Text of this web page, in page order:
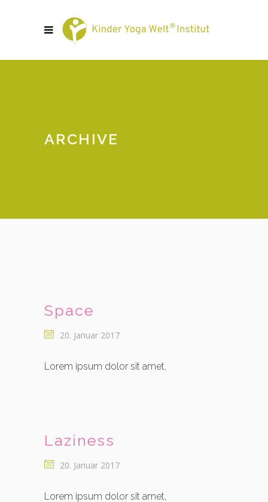
ARCHIVE
Space
20. Januar 2017
Lorem ipsum dolor sit amet,
Laziness
20. Januar 2017
Lorem ipsum dolor sit amet,